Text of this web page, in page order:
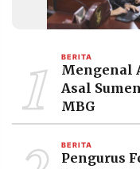
1 BERITA
Mengenal
Asal
MBG
BERITA
Pengurus